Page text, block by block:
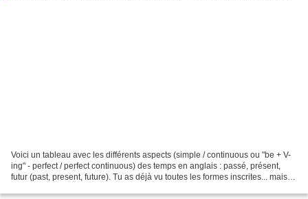
Voici un tableau avec les différents aspects (simple / continuous ou "be + V-
ing" - perfect / perfect continuous) des temps en anglais : passé, présent,
futur (past, present, future). Tu as déjà vu toutes les formes inscrites... mais